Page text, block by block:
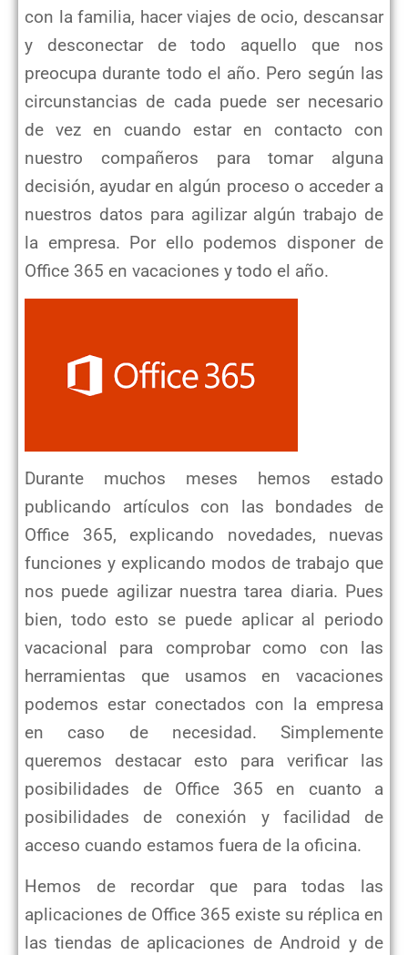
con la familia, hacer viajes de ocio, descansar
y desconectar de todo aquello que nos
preocupa durante todo el año. Pero según las
circunstancias de cada puede ser necesario
de vez en cuando estar en contacto con
nuestro compañeros para tomar alguna
decisión, ayudar en algún proceso o acceder a
nuestros datos para agilizar algún trabajo de
la empresa. Por ello podemos disponer de
Office 365 en vacaciones y todo el año.
Durante muchos meses hemos estado
publicando artículos con las bondades de
Office 365, explicando novedades, nuevas
funciones y explicando modos de trabajo que
nos puede agilizar nuestra tarea diaria. Pues
bien, todo esto se puede aplicar al periodo
vacacional para comprobar como con las
herramientas que usamos en vacaciones
podemos estar conectados con la empresa
en caso de necesidad. Simplemente
queremos destacar esto para verificar las
posibilidades de Office 365 en cuanto a
posibilidades de conexión y facilidad de
acceso cuando estamos fuera de la oficina.
Hemos de recordar que para todas las
aplicaciones de Office 365 existe su réplica en
las tiendas de aplicaciones de Android y de